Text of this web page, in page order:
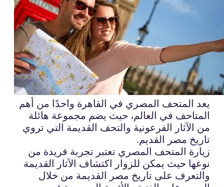
يعد المتحف المصري في القاهرة واحدًا من أهم
المتاحف في العالم، حيث يضم مجموعة هائلة
من الآثار الفرعونية والتحف القديمة التي تروي
تاريخ مصر القديم.
زيارة المتحف المصري تعتبر تجربة فريدة من
نوعها حيث يمكن للزوار اكتشاف الآثار القديمة
والتعرف على تاريخ مصر القديمة من خلال